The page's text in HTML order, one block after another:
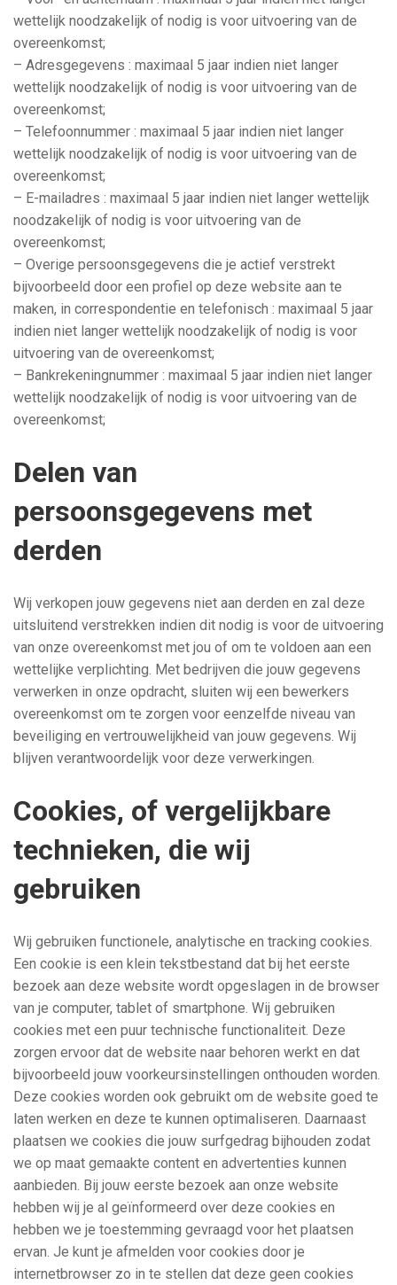
wettelijk noodzakelijk of nodig is voor uitvoering van de
overeenkomst;
– Adresgegevens : maximaal 5 jaar indien niet langer
wettelijk noodzakelijk of nodig is voor uitvoering van de
overeenkomst;
– Telefoonnummer : maximaal 5 jaar indien niet langer
wettelijk noodzakelijk of nodig is voor uitvoering van de
overeenkomst;
– E-mailadres : maximaal 5 jaar indien niet langer wettelijk
noodzakelijk of nodig is voor uitvoering van de
overeenkomst;
– Overige persoonsgegevens die je actief verstrekt
bijvoorbeeld door een profiel op deze website aan te
maken, in correspondentie en telefonisch : maximaal 5 jaar
indien niet langer wettelijk noodzakelijk of nodig is voor
uitvoering van de overeenkomst;
– Bankrekeningnummer : maximaal 5 jaar indien niet langer
wettelijk noodzakelijk of nodig is voor uitvoering van de
overeenkomst;
Delen van
persoonsgegevens met
derden
Wij verkopen jouw gegevens niet aan derden en zal deze
uitsluitend verstrekken indien dit nodig is voor de uitvoering
van onze overeenkomst met jou of om te voldoen aan een
wettelijke verplichting. Met bedrijven die jouw gegevens
verwerken in onze opdracht, sluiten wij een bewerkers
overeenkomst om te zorgen voor eenzelfde niveau van
beveiliging en vertrouwelijkheid van jouw gegevens. Wij
blijven verantwoordelijk voor deze verwerkingen.
Cookies, of vergelijkbare
technieken, die wij
gebruiken
Wij gebruiken functionele, analytische en tracking cookies.
Een cookie is een klein tekstbestand dat bij het eerste
bezoek aan deze website wordt opgeslagen in de browser
van je computer, tablet of smartphone. Wij gebruiken
cookies met een puur technische functionaliteit. Deze
zorgen ervoor dat de website naar behoren werkt en dat
bijvoorbeeld jouw voorkeursinstellingen onthouden worden.
Deze cookies worden ook gebruikt om de website goed te
laten werken en deze te kunnen optimaliseren. Daarnaast
plaatsen we cookies die jouw surfgedrag bijhouden zodat
we op maat gemaakte content en advertenties kunnen
aanbieden. Bij jouw eerste bezoek aan onze website
hebben wij je al geïnformeerd over deze cookies en
hebben we je toestemming gevraagd voor het plaatsen
ervan. Je kunt je afmelden voor cookies door je
internetbrowser zo in te stellen dat deze geen cookies